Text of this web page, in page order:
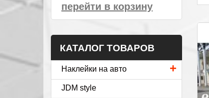
перейти в корзину
КАТАЛОГ ТОВАРОВ
+
Наклейки на авто
JDM style